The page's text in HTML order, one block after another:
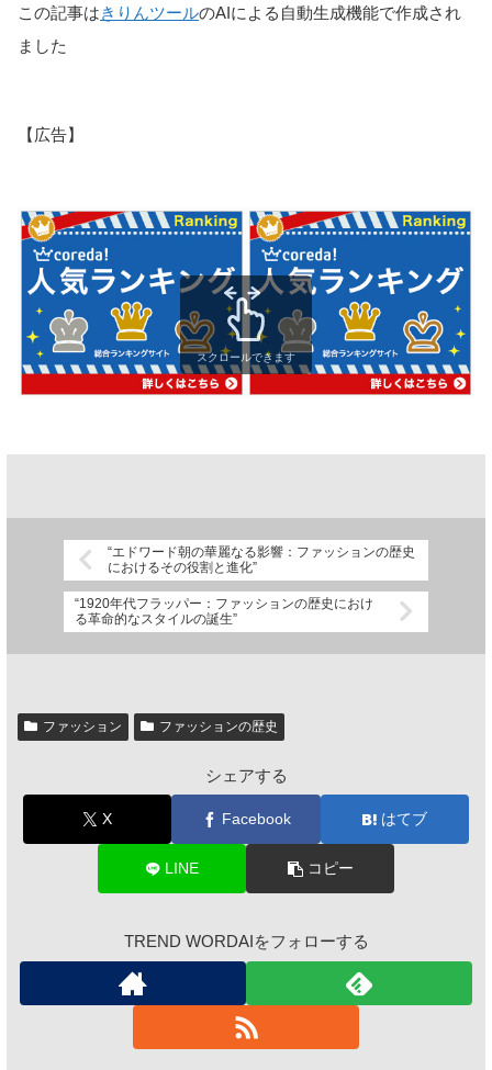
この記事はきりんツールのAIによる自動生成機能で作成され
ました
【広告】
スクロールできます
“エドワード朝の華麗なる影響：ファッションの歴史
におけるその役割と進化”
“1920年代フラッパー：ファッションの歴史におけ
る革命的なスタイルの誕生”
ファッション ファッションの歴史
シェアする
X Facebook はてブ
LINE コピー
TREND WORDAIをフォローする